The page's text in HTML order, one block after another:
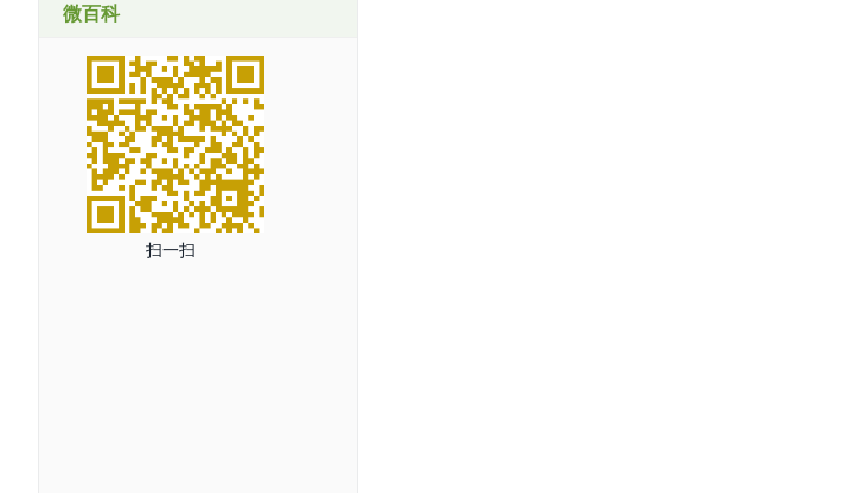
微百科
扫一扫